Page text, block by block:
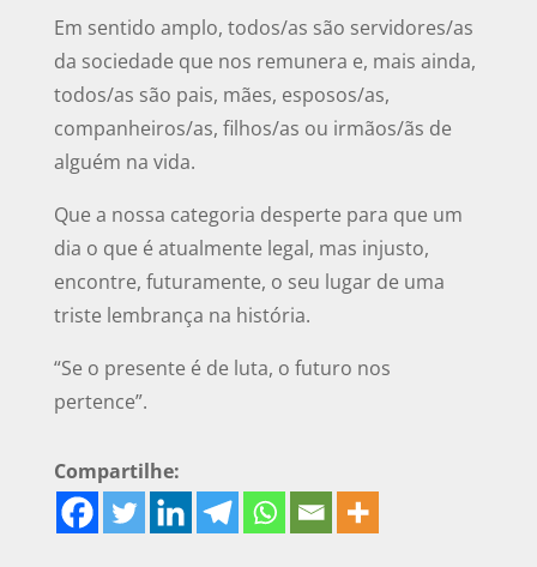
Em sentido amplo, todos/as são servidores/as
da sociedade que nos remunera e, mais ainda,
todos/as são pais, mães, esposos/as,
companheiros/as, filhos/as ou irmãos/ãs de
alguém na vida.
Que a nossa categoria desperte para que um
dia o que é atualmente legal, mas injusto,
encontre, futuramente, o seu lugar de uma
triste lembrança na história.
“Se o presente é de luta, o futuro nos
pertence”.
Compartilhe: